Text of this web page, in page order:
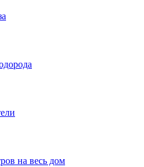
на весь дом